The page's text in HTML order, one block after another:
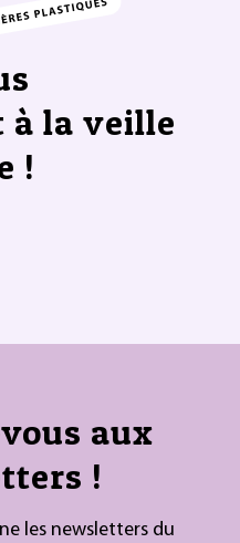
la veille
!
aux
!
les newsletters du